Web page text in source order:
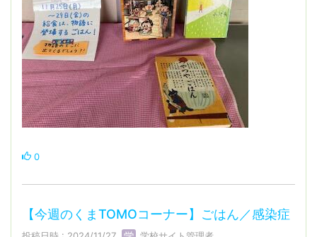
0
【今週のくまTOMOコーナー】ごはん／感染症